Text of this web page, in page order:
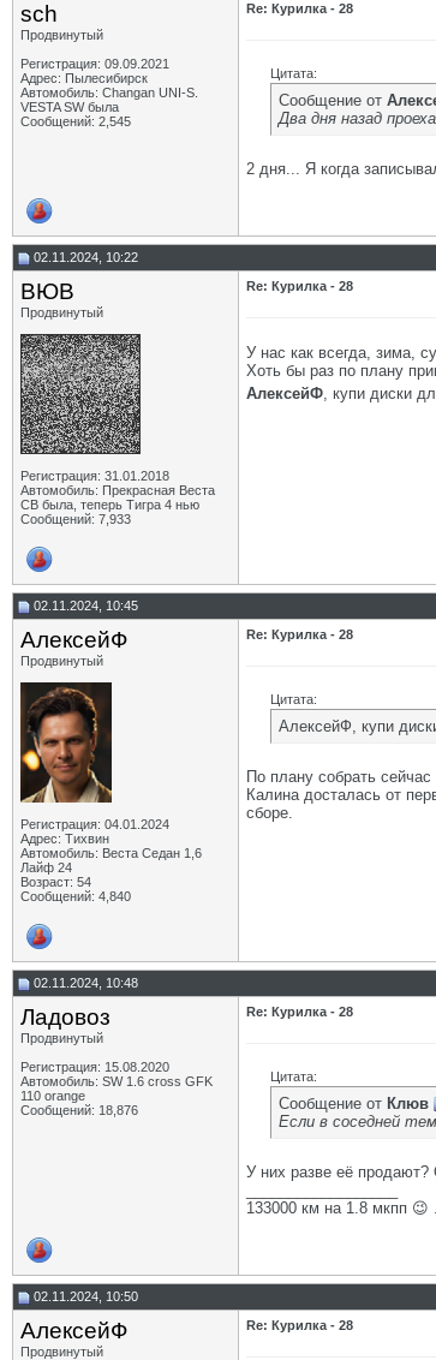
sch
Продвинутый
Регистрация: 09.09.2021
Адрес: Пылесибирск
Автомобиль: Changan UNI-S.
VESTA SW была
Сообщений: 2,545
Re: Курилка - 28
Цитата:
Сообщение от
Два дня назад
2 дня... Я когда
02.11.2024, 10:22
ВЮВ
Продвинутый
Регистрация: 31.01.2018
Автомобиль: Прекрасная Веста
СВ была, теперь Тигра 4 нью
Сообщений: 7,933
Re: Курилка - 28
У нас как всегда, зима,
Хоть бы раз по плану
АлексейФ , купи диски
02.11.2024, 10:45
АлексейФ
Продвинутый
Регистрация: 04.01.2024
Адрес: Тихвин
Автомобиль: Веста Седан 1,6
Лайф 24
Возраст: 54
Сообщений: 4,840
Re: Курилка - 28
Цитата:
АлексейФ, купи
По плану собрать
Калина досталась от
сборе.
02.11.2024, 10:48
Ладовоз
Продвинутый
Регистрация: 15.08.2020
Автомобиль: SW 1.6 cross GFK
110 orange
Сообщений: 18,876
Re: Курилка - 28
Цитата:
Сообщение от Клюв
Если в соседней
У них разве её
133000 км на 1.8 мкпп
02.11.2024, 10:50
АлексейФ
Продвинутый
Re: Курилка - 28